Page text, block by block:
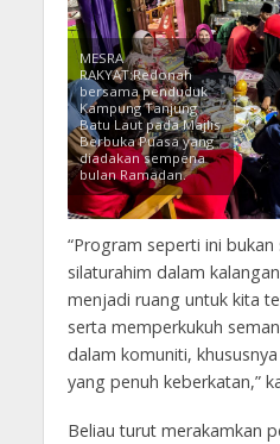
MESRA
RAKYAT:Redonah
bersama penduduk
Kampung Tanjung
Batu Laut pada Majlis
Berbuka Puasa yang
diadakan sempena
bulan Ramadan.
“Program seperti ini
silaturahim dalam
menjadi ruang untuk kita
serta memperkukuh
dalam komuniti,
yang penuh keberkatan,”
Beliau turut merakamkan